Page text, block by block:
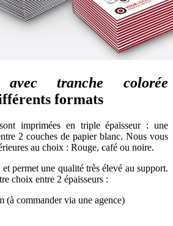
tranche colorée
formats
imprimées en triple épaisseur : une
2 couches de papier blanc. Nous vous
au choix : Rouge, café ou noire.
permet une qualité très élevé au support.
choix entre 2 épaisseurs :
(à commander via une agence)